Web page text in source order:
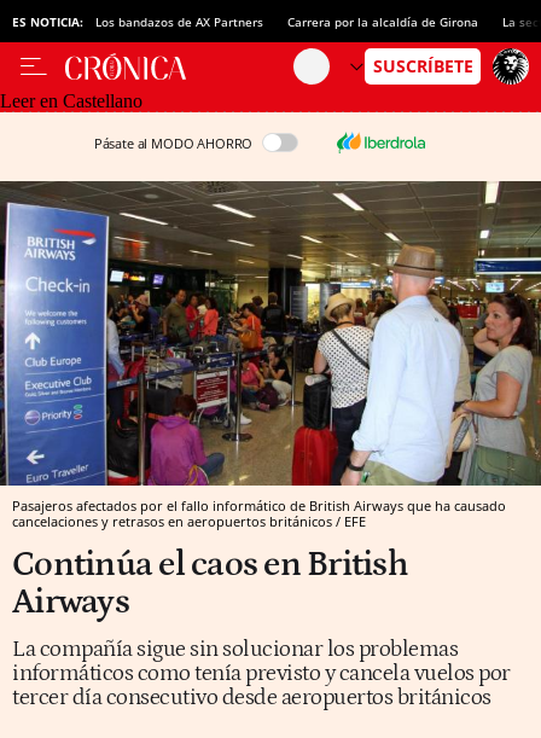
ES NOTICIA: Los bandazos de AX Partners Carrera por la alcaldía de Girona La
Leer en Castellano
Pásate al MODO AHORRO
Pasajeros afectados por el fallo informático de British Airways que ha causado
cancelaciones y retrasos en aeropuertos británicos / EFE
Continúa el caos en British
Airways
La compañía sigue sin solucionar los problemas
informáticos como tenía previsto y cancela vuelos por
tercer día consecutivo desde aeropuertos británicos